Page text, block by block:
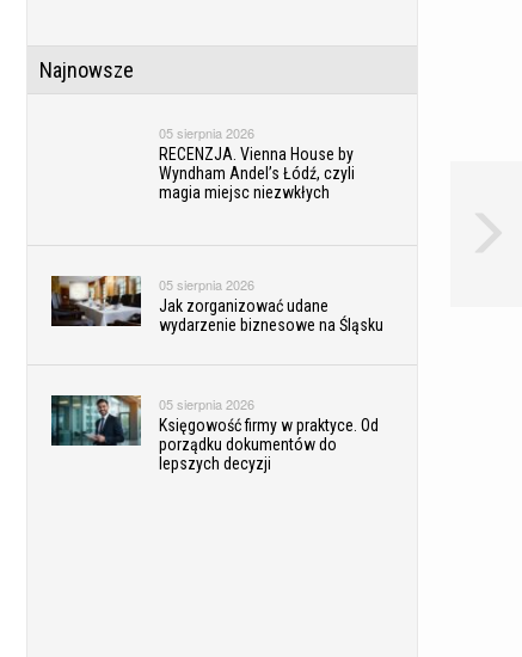
Najnowsze
05 sierpnia 2026
RECENZJA. Vienna House by
Wyndham Andel’s Łódź, czyli
magia miejsc niezwkłych
05 sierpnia 2026
Jak zorganizować udane
wydarzenie biznesowe na Śląsku
05 sierpnia 2026
Księgowość firmy w praktyce. Od
porządku dokumentów do
lepszych decyzji